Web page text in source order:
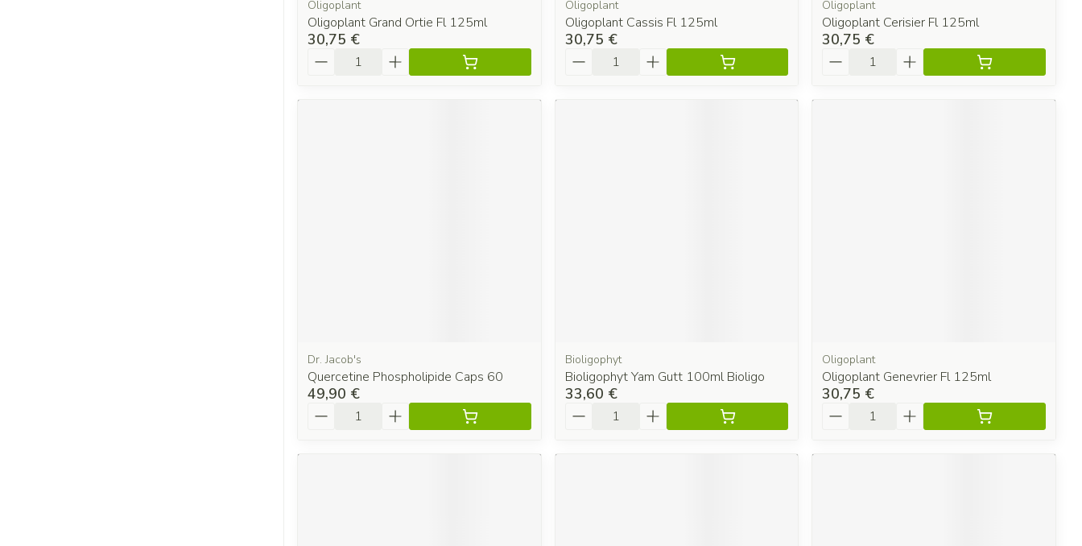
Oligoplant
Oligoplant Grand Ortie Fl 125ml
30,75 €
Quantité
Oligoplant
Oligoplant Cassis Fl 125ml
30,75 €
Quantité
Oligoplant
Oligoplant Cerisier Fl 125ml
30,75 €
Quantité
Dr. Jacob's
Quercetine Phospholipide Caps 60
49,90 €
Quantité
Bioligophyt
Bioligophyt Yam Gutt 100ml Bioligo
33,60 €
Quantité
Oligoplant
Oligoplant Genevrier Fl 125ml
30,75 €
Quantité